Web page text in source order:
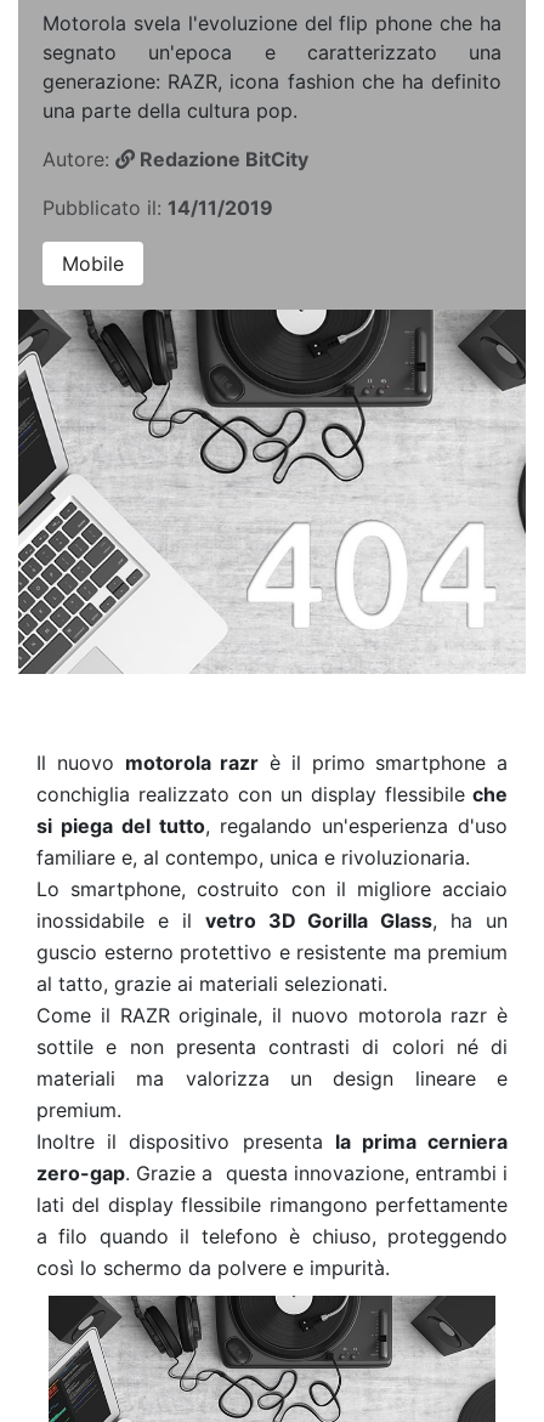
Motorola svela l'evoluzione del flip phone che ha
segnato un'epoca e caratterizzato una
generazione: RAZR, icona fashion che ha definito
una parte della cultura pop.
Autore:
Redazione BitCity
Pubblicato il: 14/11/2019
Mobile
Il nuovo motorola razr è il primo smartphone a
conchiglia realizzato con un display flessibile che
si piega del tutto, regalando un'esperienza d'uso
familiare e, al contempo, unica e rivoluzionaria.
Lo smartphone, costruito con il migliore acciaio
inossidabile e il vetro 3D Gorilla Glass, ha un
guscio esterno protettivo e resistente ma premium
al tatto, grazie ai materiali selezionati.
Come il RAZR originale, il nuovo motorola razr è
sottile e non presenta contrasti di colori né di
materiali ma valorizza un design lineare e
premium.
Inoltre il dispositivo presenta la prima cerniera
zero-gap. Grazie a questa innovazione, entrambi i
lati del display flessibile rimangono perfettamente
a filo quando il telefono è chiuso, proteggendo
così lo schermo da polvere e impurità.